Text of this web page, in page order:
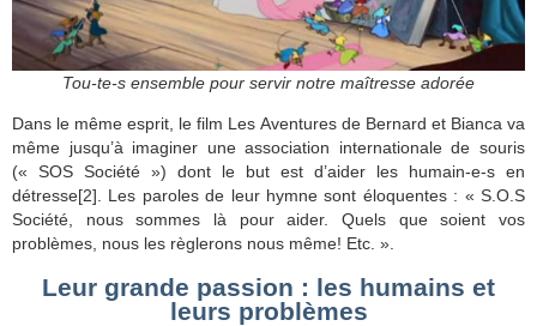
Tou-te-s ensemble pour servir notre maîtresse adorée
Dans le même esprit, le film Les Aventures de Bernard et Bianca va
même jusqu’à imaginer une association internationale de souris
(« SOS Société ») dont le but est d’aider les humain-e-s en
détresse[2]. Les paroles de leur hymne sont éloquentes : « S.O.S
Société, nous sommes là pour aider. Quels que soient vos
problèmes, nous les règlerons nous même! Etc. ».
Leur grande passion : les humains et
leurs problèmes